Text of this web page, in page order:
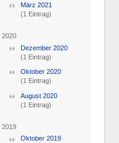
März 2021
(1 Eintrag)
2020
Dezember 2020
(1 Eintrag)
Oktober 2020
(1 Eintrag)
August 2020
(1 Eintrag)
2019
Oktober 2019